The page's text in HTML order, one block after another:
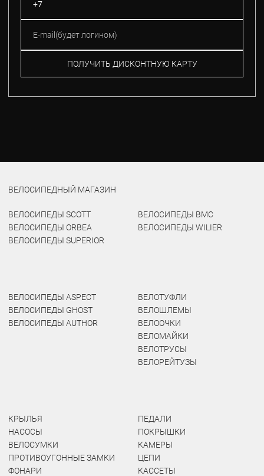
ПОЛУЧИТЬ ДИСКОНТНУЮ КАРТУ
ВЕЛОСИПЕДНЫЙ МАГАЗИН
ВЕЛОСИПЕДЫ SCOTT
ВЕЛОСИПЕДЫ ORBEA
ВЕЛОСИПЕДЫ SUPERIOR
ВЕЛОСИПЕДЫ BMC
ВЕЛОСИПЕДЫ WILIER
ВЕЛОСИПЕДЫ ASPECT
ВЕЛОСИПЕДЫ GHOST
ВЕЛОСИПЕДЫ AUTHOR
ВЕЛОТУФЛИ
ВЕЛОШЛЕМЫ
ВЕЛООЧКИ
ВЕЛОМАЙКИ
ВЕЛОТРУСЫ
ВЕЛОРЕЙТУЗЫ
КРЫЛЬЯ
НАСОСЫ
ВЕЛОСУМКИ
ПРОТИВОУГОННЫЕ ЗАМКИ
ФОНАРИ
ПЕДАЛИ
ПОКРЫШКИ
КАМЕРЫ
ЦЕПИ
КАССЕТЫ